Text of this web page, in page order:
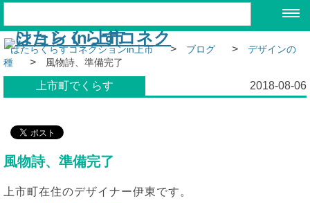
はたらくらすコネクションin上市 > ブログ >
デザインの
種
> 風物詩、準備完了
上市町でくらす 2018-08-06
風物詩、準備完了
上市町在住のデザイナー伊東です。